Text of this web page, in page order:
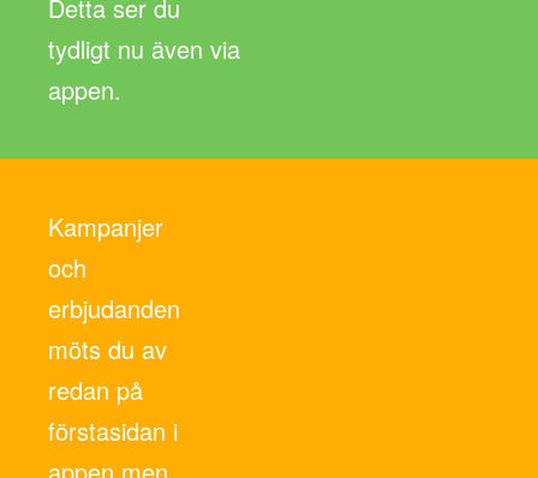
Detta ser du
tydligt nu även via
appen.
Kampanjer
och
erbjudanden
möts du av
redan på
förstasidan i